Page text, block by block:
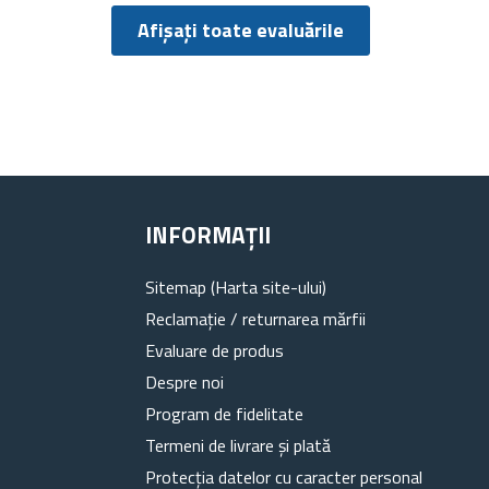
Afișați toate evaluările
INFORMAȚII
Sitemap (Harta site-ului)
Reclamație / returnarea mărfii
Evaluare de produs
Despre noi
Program de fidelitate
Termeni de livrare și plată
Protecția datelor cu caracter personal